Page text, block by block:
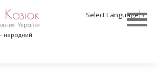
Select Language▼
народний